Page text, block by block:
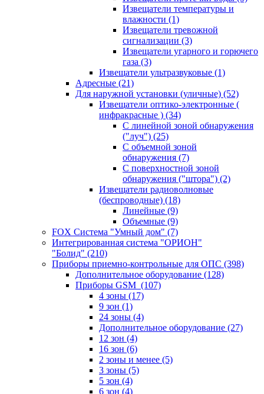
Извещатели температуры и
влажности (1)
Извещатели тревожной
сигнализации (3)
Извещатели угарного и горючего
газа (3)
Извещатели ультразвуковые (1)
Адресные (21)
Для наружной установки (уличные) (52)
Извещатели оптико-электронные (
инфракрасные ) (34)
С линейной зоной обнаружения
("луч") (25)
С объемной зоной
обнаружения (7)
С поверхностной зоной
обнаружения ("штора") (2)
Извещатели радиоволновые
(беспроводные) (18)
Линейные (9)
Объемные (9)
FOX Система "Умный дом" (7)
Интегрированная система "ОРИОН"
"Болид" (210)
Приборы приемно-контрольные для ОПС (398)
Дополнительное оборудование (128)
Приборы GSM (107)
4 зоны (17)
9 зон (1)
24 зоны (4)
Дополнительное оборудование (27)
12 зон (4)
16 зон (6)
2 зоны и менее (5)
3 зоны (5)
5 зон (4)
6 зон (4)